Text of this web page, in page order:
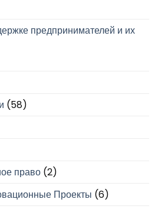
предпринимателей и их
(58)
право (2)
Проекты (6)